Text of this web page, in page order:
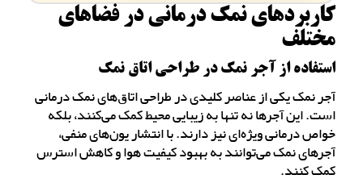
کاربردهای نمک درمانی در فضاهای
مختلف
استفاده از آجر نمک در طراحی اتاق نمک
آجر نمک یکی از عناصر کلیدی در طراحی اتاق‌های نمک درمانی
است. این آجرها نه تنها به زیبایی محیط کمک می‌کنند، بلکه
خواص درمانی ویژه‌ای نیز دارند. با انتشار یون‌های منفی،
آجرهای نمک می‌توانند به بهبود کیفیت هوا و کاهش استرس
کمک کنند.